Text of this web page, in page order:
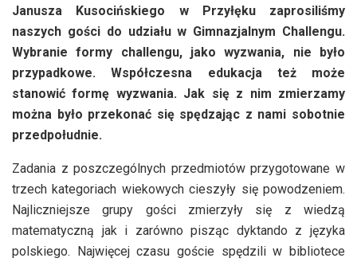
Janusza Kusocińskiego w Przyłęku zaprosiliśmy
naszych gości do udziału w Gimnazjalnym Challengu.
Wybranie formy challengu, jako wyzwania, nie było
przypadkowe. Współczesna edukacja też może
stanowić formę wyzwania. Jak się z nim zmierzamy
można było przekonać się spędzając z nami sobotnie
przedpołudnie.
Zadania z poszczególnych przedmiotów przygotowane w
trzech kategoriach wiekowych cieszyły się powodzeniem.
Najliczniejsze grupy gości zmierzyły się z wiedzą
matematyczną jak i zarówno pisząc dyktando z języka
polskiego. Najwięcej czasu goście spędzili w bibliotece